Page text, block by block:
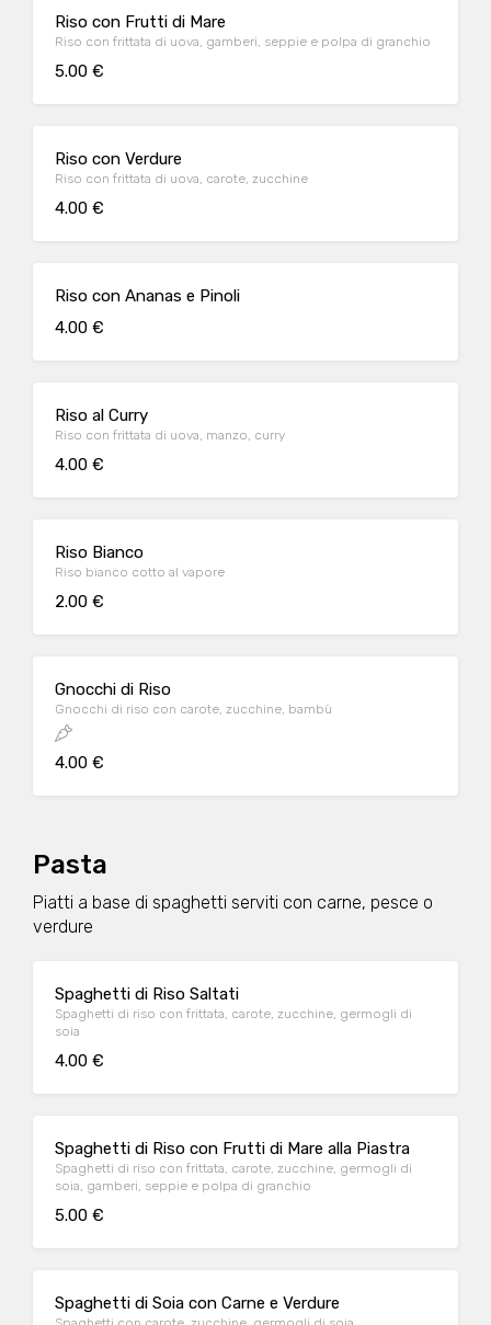
Riso con Frutti di Mare
Riso con frittata di uova, gamberi, seppie e polpa di granchio
5.00 €
Riso con Verdure
Riso con frittata di uova, carote, zucchine
4.00 €
Riso con Ananas e Pinoli
4.00 €
Riso al Curry
Riso con frittata di uova, manzo, curry
4.00 €
Riso Bianco
Riso bianco cotto al vapore
2.00 €
Gnocchi di Riso
Gnocchi di riso con carote, zucchine, bambù
4.00 €
Pasta
Piatti a base di spaghetti serviti con carne, pesce o
verdure
Spaghetti di Riso Saltati
Spaghetti di riso con frittata, carote, zucchine, germogli di
soia
4.00 €
Spaghetti di Riso con Frutti di Mare alla Piastra
Spaghetti di riso con frittata, carote, zucchine, germogli di
soia, gamberi, seppie e polpa di granchio
5.00 €
Spaghetti di Soia con Carne e Verdure